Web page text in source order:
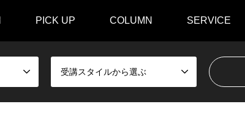
PICK UP COLUMN SERVICE
受講スタイルから選ぶ